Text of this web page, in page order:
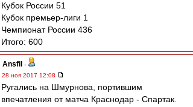
Кубок России 51
Кубок премьер-лиги 1
Чемпионат России 436
Итого: 600
Ansfil -
28 ноя 2017 12:08
Ругались на Шмурнова, портившим
впечатления от матча Краснодар - Спартак.